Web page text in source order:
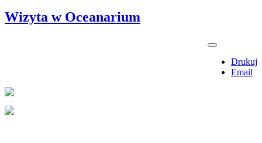
Wizyta w Oceanarium
Drukuj
Email